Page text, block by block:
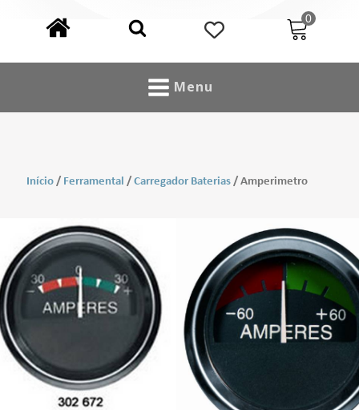
Menu
Início / Ferramental / Carregador Baterias / Amperimetro